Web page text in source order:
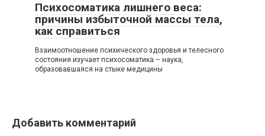
Психосоматика лишнего веса:
причины избыточной массы тела,
как справиться
Взаимоотношение психического здоровья и телесного
состояния изучает психосоматика – наука,
образовавшаяся на стыке медицины
Добавить комментарий